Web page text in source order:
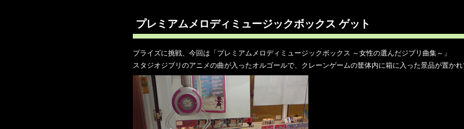
プレミアムメロディミュージックボックス ゲット
プライズに挑戦、今回は「プレミアムメロディミュージックボックス ～女性の選んだジブリ曲集～」
スタジオジブリのアニメの曲が入ったオルゴールで、クレーンゲームの筐体内に箱に入った景品が置かれ